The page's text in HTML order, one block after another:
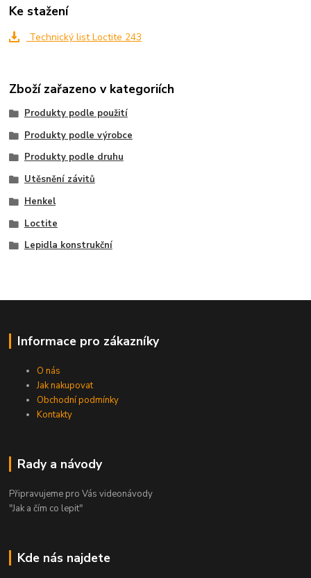
Ke stažení
Technický list Loctite 243
Zboží zařazeno v kategoriích
Produkty podle použití
Produkty podle výrobce
Produkty podle druhu
Utěsnění závitů
Henkel
Loctite
Lepidla konstrukční
Informace pro zákazníky
O nás
Jak nakupovat
Obchodní podmínky
Kontakty
Rady a návody
Připravujeme pro Vás videonávody
"Jak a čím co lepit"
Kde nás najdete